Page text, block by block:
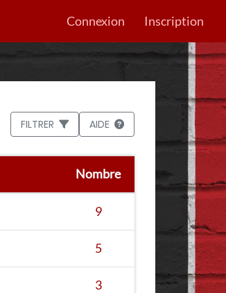
Connexion Inscription
FILTRER AIDE
Nombre
9
5
3